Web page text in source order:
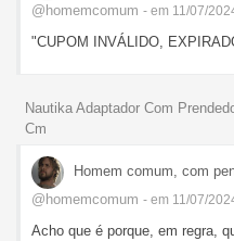
@homemcomum - em 11/07/
"CUPOM INVÁLIDO,
Nautika Adaptador Com
Cm
Homem comum, com
@homemcomum - em 11/07/
Acho que é porque, em regra,